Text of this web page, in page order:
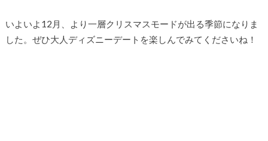
いよいよ12月、より一層クリスマスモードが出る季節になりま
した。ぜひ大人ディズニーデートを楽しんでみてくださいね！